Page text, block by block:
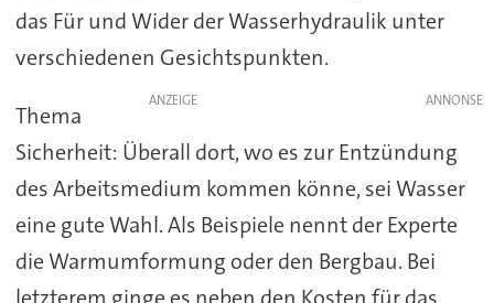
das Für und Wider der Wasserhydraulik unter
verschiedenen Gesichtspunkten.
ANZEIGE
Thema
Sicherheit: Überall dort, wo es zur Entzündung
des Arbeitsmedium kommen könne, sei Wasser
eine gute Wahl. Als Beispiele nennt der Experte
die Warmumformung oder den Bergbau. Bei